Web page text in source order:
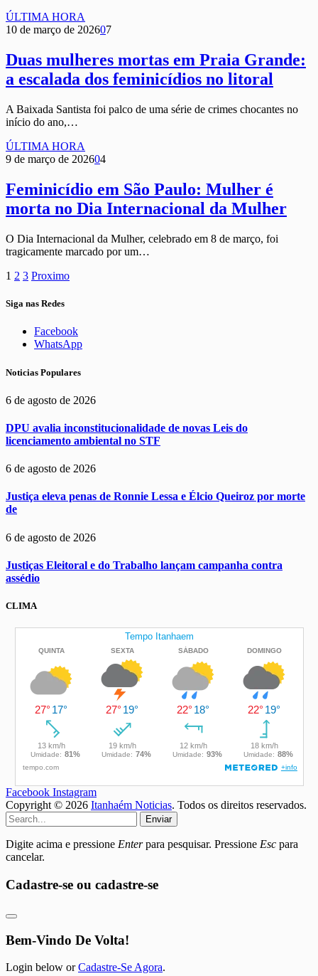
ÚLTIMA HORA
10 de março de 202607
Duas mulheres mortas em Praia Grande:
a escalada dos feminicídios no litoral
A Baixada Santista foi palco de uma série de crimes chocantes no
início do ano,…
ÚLTIMA HORA
9 de março de 202604
Feminicídio em São Paulo: Mulher é
morta no Dia Internacional da Mulher
O Dia Internacional da Mulher, celebrado em 8 de março, foi
tragicamente marcado por um…
1 2 3 Proximo
Siga nas Redes
Facebook
WhatsApp
Noticias Populares
6 de agosto de 2026
DPU avalia inconstitucionalidade de novas Leis do
licenciamento ambiental no STF
6 de agosto de 2026
Justiça eleva penas de Ronnie Lessa e Élcio Queiroz por morte
de
6 de agosto de 2026
Justiças Eleitoral e do Trabalho lançam campanha contra
assédio
CLIMA
Facebook Instagram
Copyright © 2026 Itanhaém Noticias. Todos os direitos reservados.
Enviar
Digite acima e pressione Enterpara pesquisar. Pressione Esc para
cancelar.
Cadastre-se ou cadastre-se
Bem-Vindo De Volta!
Login below orCadastre-Se Agora.